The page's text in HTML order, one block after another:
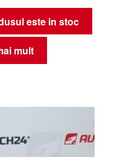
este in stoc
mult